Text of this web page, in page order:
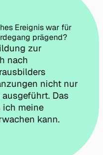
Ereignis war für
prägend?
zur
nach
nicht nur
Das
ich meine
kann.